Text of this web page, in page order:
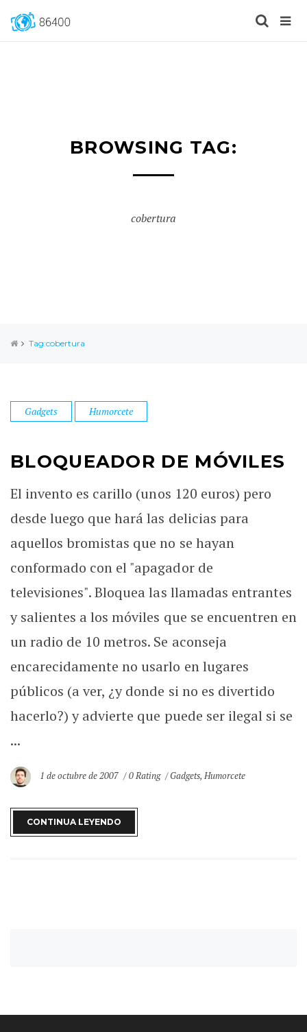
BROWSING TAG:
cobertura
Tag:cobertura
Gadgets Humorcete
BLOQUEADOR DE MÓVILES
El invento es carillo (unos 120 euros) pero
desde luego que hará las delicias para
aquellos bromistas que no se hayan
conformado con el "apagador de
televisiones". Bloquea las llamadas entrantes
y salientes a los móviles que se encuentren en
un radio de 10 metros. Se aconseja
encarecidamente no usarlo en lugares
públicos (a ver, ¿y donde si no es divertido
hacerlo?) y advierte que puede ser ilegal si se
...
1 de octubre de 2007 0 Rating Gadgets,Humorcete
CONTINUA LEYENDO